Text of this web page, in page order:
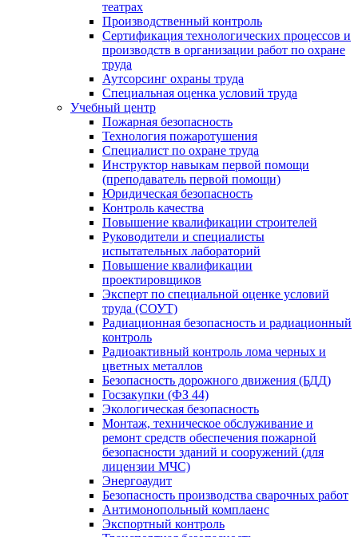
театрах
Производственный контроль
Сертификация технологических процессов и
производств в организации работ по охране
труда
Аутсорсинг охраны труда
Специальная оценка условий труда
Учебный центр
Пожарная безопасность
Технология пожаротушения
Специалист по охране труда
Инструктор навыкам первой помощи
(преподаватель первой помощи)
Юридическая безопасность
Контроль качества
Повышение квалификации строителей
Руководители и специалисты
испытательных лабораторий
Повышение квалификации
проектировщиков
Эксперт по специальной оценке условий
труда (СОУТ)
Радиационная безопасность и радиационный
контроль
Радиоактивный контроль лома черных и
цветных металлов
Безопасность дорожного движения (БДД)
Госзакупки (ФЗ 44)
Экологическая безопасность
Монтаж, техническое обслуживание и
ремонт средств обеспечения пожарной
безопасности зданий и сооружений (для
лицензии МЧС)
Энергоаудит
Безопасность производства сварочных работ
Антимонопольный комплаенс
Экспортный контроль